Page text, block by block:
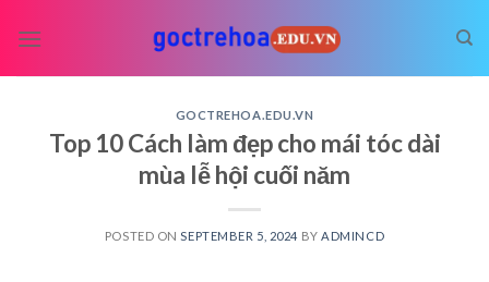
GOCTREHOA.EDU.VN
Top 10 Cách làm đẹp cho mái tóc dài
mùa lễ hội cuối năm
POSTED ON SEPTEMBER 5, 2024 BY ADMINCD